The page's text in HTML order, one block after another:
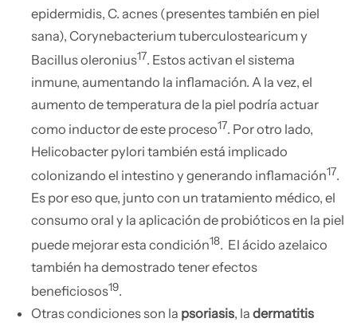
epidermidis, C. acnes (presentes también en piel
sana), Corynebacterium tuberculostearicum y
Bacillus oleronius17. Estos activan el sistema
inmune, aumentando la inflamación. A la vez, el
aumento de temperatura de la piel podría actuar
como inductor de este proceso17. Por otro lado,
Helicobacter pylori también está implicado
colonizando el intestino y generando inflamación17.
Es por eso que, junto con un tratamiento médico, el
consumo oral y la aplicación de probióticos en la piel
puede mejorar esta condición18. El ácido azelaico
también ha demostrado tener efectos
beneficiosos19.
Otras condiciones son la psoriasis, la dermatitis